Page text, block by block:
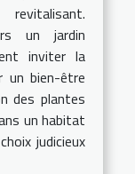
un jardin
inviter la
un bien-être
des plantes
un habitat
judicieux